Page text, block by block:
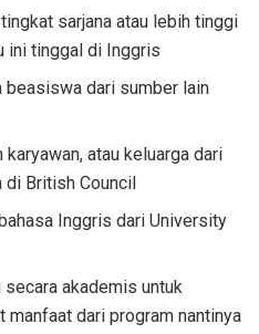
sarjana atau lebih tinggi
ini tinggal di Inggris
beasiswa dari sumber lain
karyawan, atau keluarga dari
di British Council
Inggris dari University
akademis untuk
manfaat dari program nantinya